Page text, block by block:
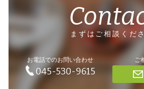
まずはご相談くだ
お電話でのお問い合わせ
045-530-9615
ご